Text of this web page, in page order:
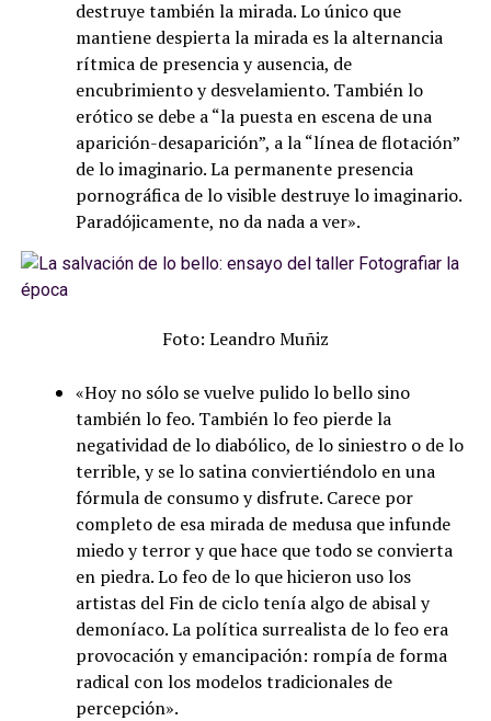
destruye también la mirada. Lo único que
mantiene despierta la mirada es la alternancia
rítmica de presencia y ausencia, de
encubrimiento y desvelamiento. También lo
erótico se debe a “la puesta en escena de una
aparición-desaparición”, a la “línea de flotación”
de lo imaginario. La permanente presencia
pornográfica de lo visible destruye lo imaginario.
Paradójicamente, no da nada a ver».
Foto: Leandro Muñiz
«Hoy no sólo se vuelve pulido lo bello sino
también lo feo. También lo feo pierde la
negatividad de lo diabólico, de lo siniestro o de lo
terrible, y se lo satina conviertiéndolo en una
fórmula de consumo y disfrute. Carece por
completo de esa mirada de medusa que infunde
miedo y terror y que hace que todo se convierta
en piedra. Lo feo de lo que hicieron uso los
artistas del Fin de ciclo tenía algo de abisal y
demoníaco. La política surrealista de lo feo era
provocación y emancipación: rompía de forma
radical con los modelos tradicionales de
percepción».